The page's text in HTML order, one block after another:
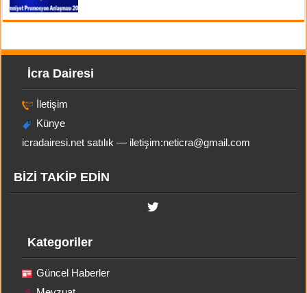
İcra Dairesi
İletişim
Künye
icradairesi.net satılık — iletişim:neticra@gmail.com
BİZİ TAKİP EDİN
Kategoriler
Güncel Haberler